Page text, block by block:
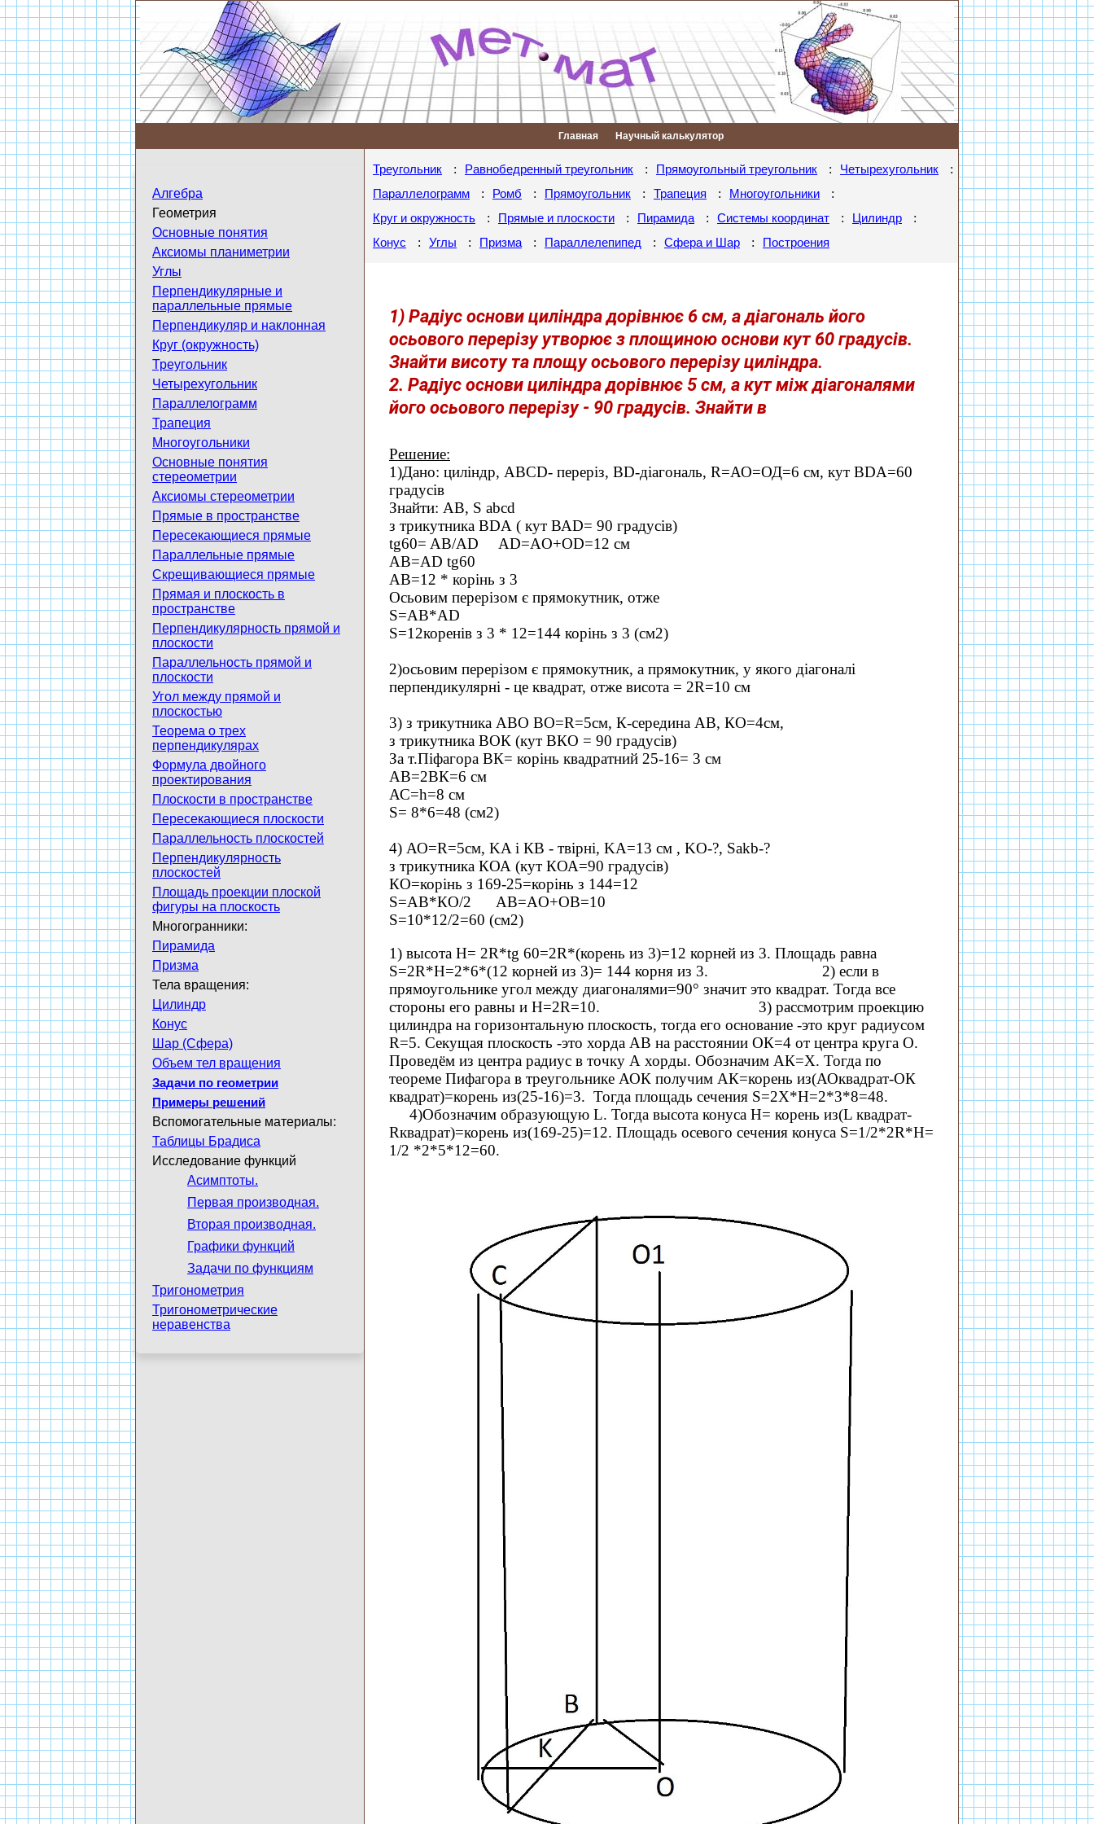
Главная Научный калькулятор
Алгебра
Геометрия
Основные понятия
Аксиомы планиметрии
Углы
Перпендикулярные и
параллельные прямые
Перпендикуляр и наклонная
Круг (окружность)
Треугольник
Четырехугольник
Параллелограмм
Трапеция
Многоугольники
Основные понятия
стереометрии
Аксиомы стереометрии
Прямые в пространстве
Пересекающиеся прямые
Параллельные прямые
Скрещивающиеся прямые
Прямая и плоскость в
пространстве
Перпендикулярность прямой и
плоскости
Параллельность прямой и
плоскости
Угол между прямой и
плоскостью
Теорема о трех
перпендикулярах
Формула двойного
проектирования
Плоскости в пространстве
Пересекающиеся плоскости
Параллельность плоскостей
Перпендикулярность
плоскостей
Площадь проекции плоской
фигуры на плоскость
Многогранники:
Пирамида
Призма
Тела вращения:
Цилиндр
Конус
Шар (Сфера)
Объем тел вращения
Задачи по геометрии
Примеры решений
Вспомогательные материалы:
Таблицы Брадиса
Исследование функций
Асимптоты.
Первая производная.
Вторая производная.
Графики функций
Задачи по функциям
Тригонометрия
Тригонометрические
неравенства
Треугольник : Равнобедренный треугольник : Прямоугольный треугольник : Четырехугольник :
Параллелограмм : Ромб : Прямоугольник : Трапеция : Многоугольники :
Круг и окружность : Прямые и плоскости : Пирамида : Системы координат : Цилиндр :
Конус : Углы : Призма : Параллелепипед : Сфера и Шар : Построения
1) Радіус основи циліндра дорівнює 6 см, а діагональ його
осьового перерізу утворює з площиною основи кут 60 градусів.
Знайти висоту та площу осьового перерізу циліндра.
2. Радіус основи циліндра дорівнює 5 см, а кут між діагоналями
його осьового перерізу - 90 градусів. Знайти в
Решение:
1)Дано: циліндр, АВСD- переріз, ВD-діагональ, R=АО=ОД=6 см, кут ВDА=60
градусів
Знайти: АВ, S abcd
з трикутника ВDА ( кут ВАD= 90 градусів)
tg60= AB/AD AD=AO+OD=12 см
AB=AD tg60
AB=12 * корінь з 3
Осьовим перерізом є прямокутник, отже
S=AB*AD
S=12коренів з 3 * 12=144 корінь з 3 (см2)
2)осьовим перерізом є прямокутник, а прямокутник, у якого діагоналі
перпендикулярні - це квадрат, отже висота = 2R=10 см
3) з трикутника АВО ВО=R=5см, К-середина АВ, КО=4см,
з трикутника ВОК (кут ВКО = 90 градусів)
За т.Піфагора ВК= корінь квадратний 25-16= 3 см
АВ=2ВК=6 см
АС=h=8 cм
S= 8*6=48 (cм2)
4) АО=R=5см, KA і КВ - твірні, KA=13 cм , KO-?, Sakb-?
з трикутника КОА (кут КОА=90 градусів)
КО=корінь з 169-25=корінь з 144=12
S=АВ*КО/2 АВ=AO+OB=10
S=10*12/2=60 (см2)
1) высота Н= 2R*tg 60=2R*(корень из 3)=12 корней из 3. Площадь равна
S=2R*H=2*6*(12 корней из 3)= 144 корня из 3. 2) если в
прямоугольнике угол между диагоналями=90° значит это квадрат. Тогда все
стороны его равны и Н=2R=10. 3) рассмотрим проекцию
цилиндра на горизонтальную плоскость, тогда его основание -это круг радиусом
R=5. Секущая плоскость -это хорда АВ на расстоянии ОК=4 от центра круга О.
Проведём из центра радиус в точку А хорды. Обозначим АК=Х. Тогда по
теореме Пифагора в треугольнике АОК получим АК=корень из(АОквадрат-ОК
квадрат)=корень из(25-16)=3. Тогда площадь сечения S=2X*H=2*3*8=48.
4)Обозначим образующую L. Тогда высота конуса H= корень из(L квадрат-
Rквадрат)=корень из(169-25)=12. Площадь осевого сечения конуса S=1/2*2R*H=
1/2 *2*5*12=60.